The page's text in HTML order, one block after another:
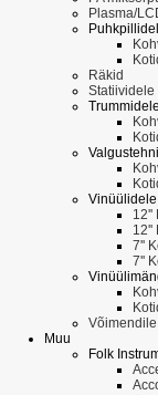
Plasma/
Räkid
Statiividele
Trummidele
Vinüülidele
12''
12''
7''
7''
Võimendile
Muu
Folk